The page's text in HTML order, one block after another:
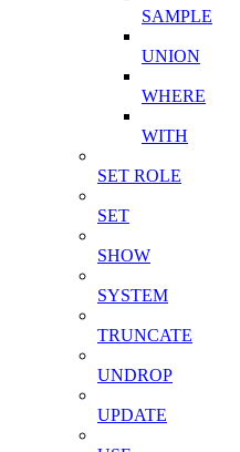
SAMPLE
UNION
WHERE
WITH
SET ROLE
SET
SHOW
SYSTEM
TRUNCATE
UNDROP
UPDATE